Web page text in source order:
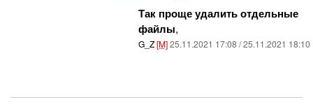
Так проще удалить отдельные
файлы,
G_Z[M] 25.11.2021 17:08 / 25.11.2021 18:10